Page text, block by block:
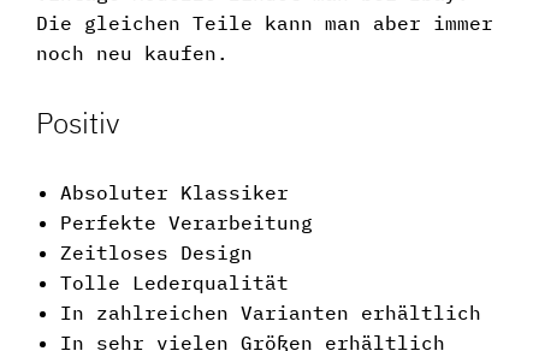
Die gleichen Teile kann man aber immer
noch neu kaufen.
Positiv
Absoluter Klassiker
Perfekte Verarbeitung
Zeitloses Design
Tolle Lederqualität
In zahlreichen Varianten erhältlich
In sehr vielen Größen erhältlich